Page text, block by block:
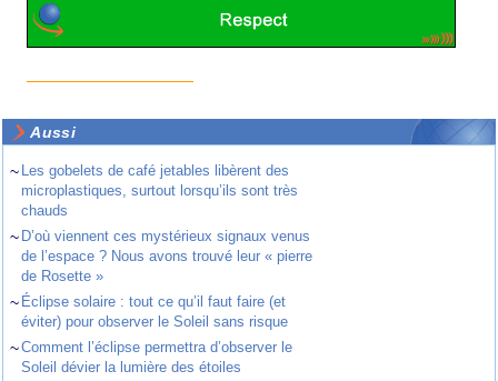
Aussi
~ Les gobelets de café jetables libèrent des
microplastiques, surtout lorsqu’ils sont très
chauds
~ D’où viennent ces mystérieux signaux venus
de l’espace ? Nous avons trouvé leur « pierre
de Rosette »
~ Éclipse solaire : tout ce qu’il faut faire (et
éviter) pour observer le Soleil sans risque
~Comment l’éclipse permettra d’observer le
Soleil dévier la lumière des étoiles